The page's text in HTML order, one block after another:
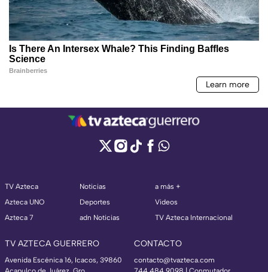
TV Azteca
Azteca UNO
Azteca 7
Noticias
Deportes
adn Noticias
a más +
Videos
TV Azteca Internacional
TV AZTECA GUERRERO
Avenida Escénica 16, Icacos, 39860
CONTACTO
contacto@tvazteca.com